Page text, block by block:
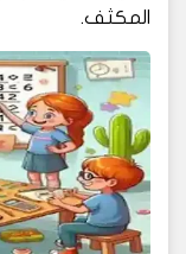
المكثف.